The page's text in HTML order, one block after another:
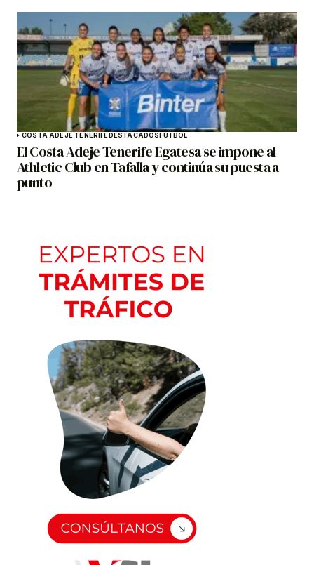
COSTA ADEJE TENERIFEDESTACADOSFÚTBOL
El Costa Adeje Tenerife Egatesa se impone al
Athletic Club en Tafalla y continúa su puesta a
punto